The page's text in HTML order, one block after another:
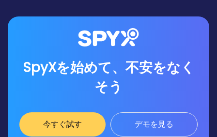
SpyXを始めて、不安をなく
そう
今すぐ試す デモを見る